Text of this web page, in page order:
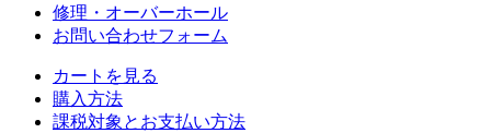
修理・オーバーホール
お問い合わせフォーム
カートを見る
購入方法
課税対象とお支払い方法